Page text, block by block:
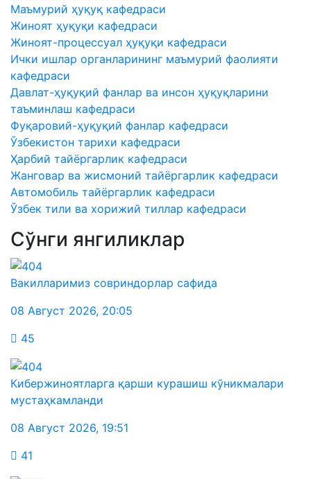
Маъмурий ҳуқуқ кафедраси
Жиноят ҳуқуқи кафедраси
Жиноят-процессуал ҳуқуқи кафедраси
Ички ишлар органларининг маъмурий фаолияти
кафедраси
Давлат-ҳуқуқий фанлар ва инсон ҳуқуқларини
таъминлаш кафедраси
Фуқаровий-ҳуқуқий фанлар кафедраси
Ўзбекистон тарихи кафедраси
Ҳарбий тайёргарлик кафедраси
Жанговар ва жисмоний тайёргарлик кафедраси
Автомобиль тайёргарлик кафедраси
Ўзбек тили ва хорижий тиллар кафедраси
Сўнги янгиликлар
Вакилларимиз совриндорлар сафида
08 Август 2026, 20:05
45
Кибержиноятларга қарши курашиш кўникмалари
мустаҳкамланди
08 Август 2026, 19:51
41